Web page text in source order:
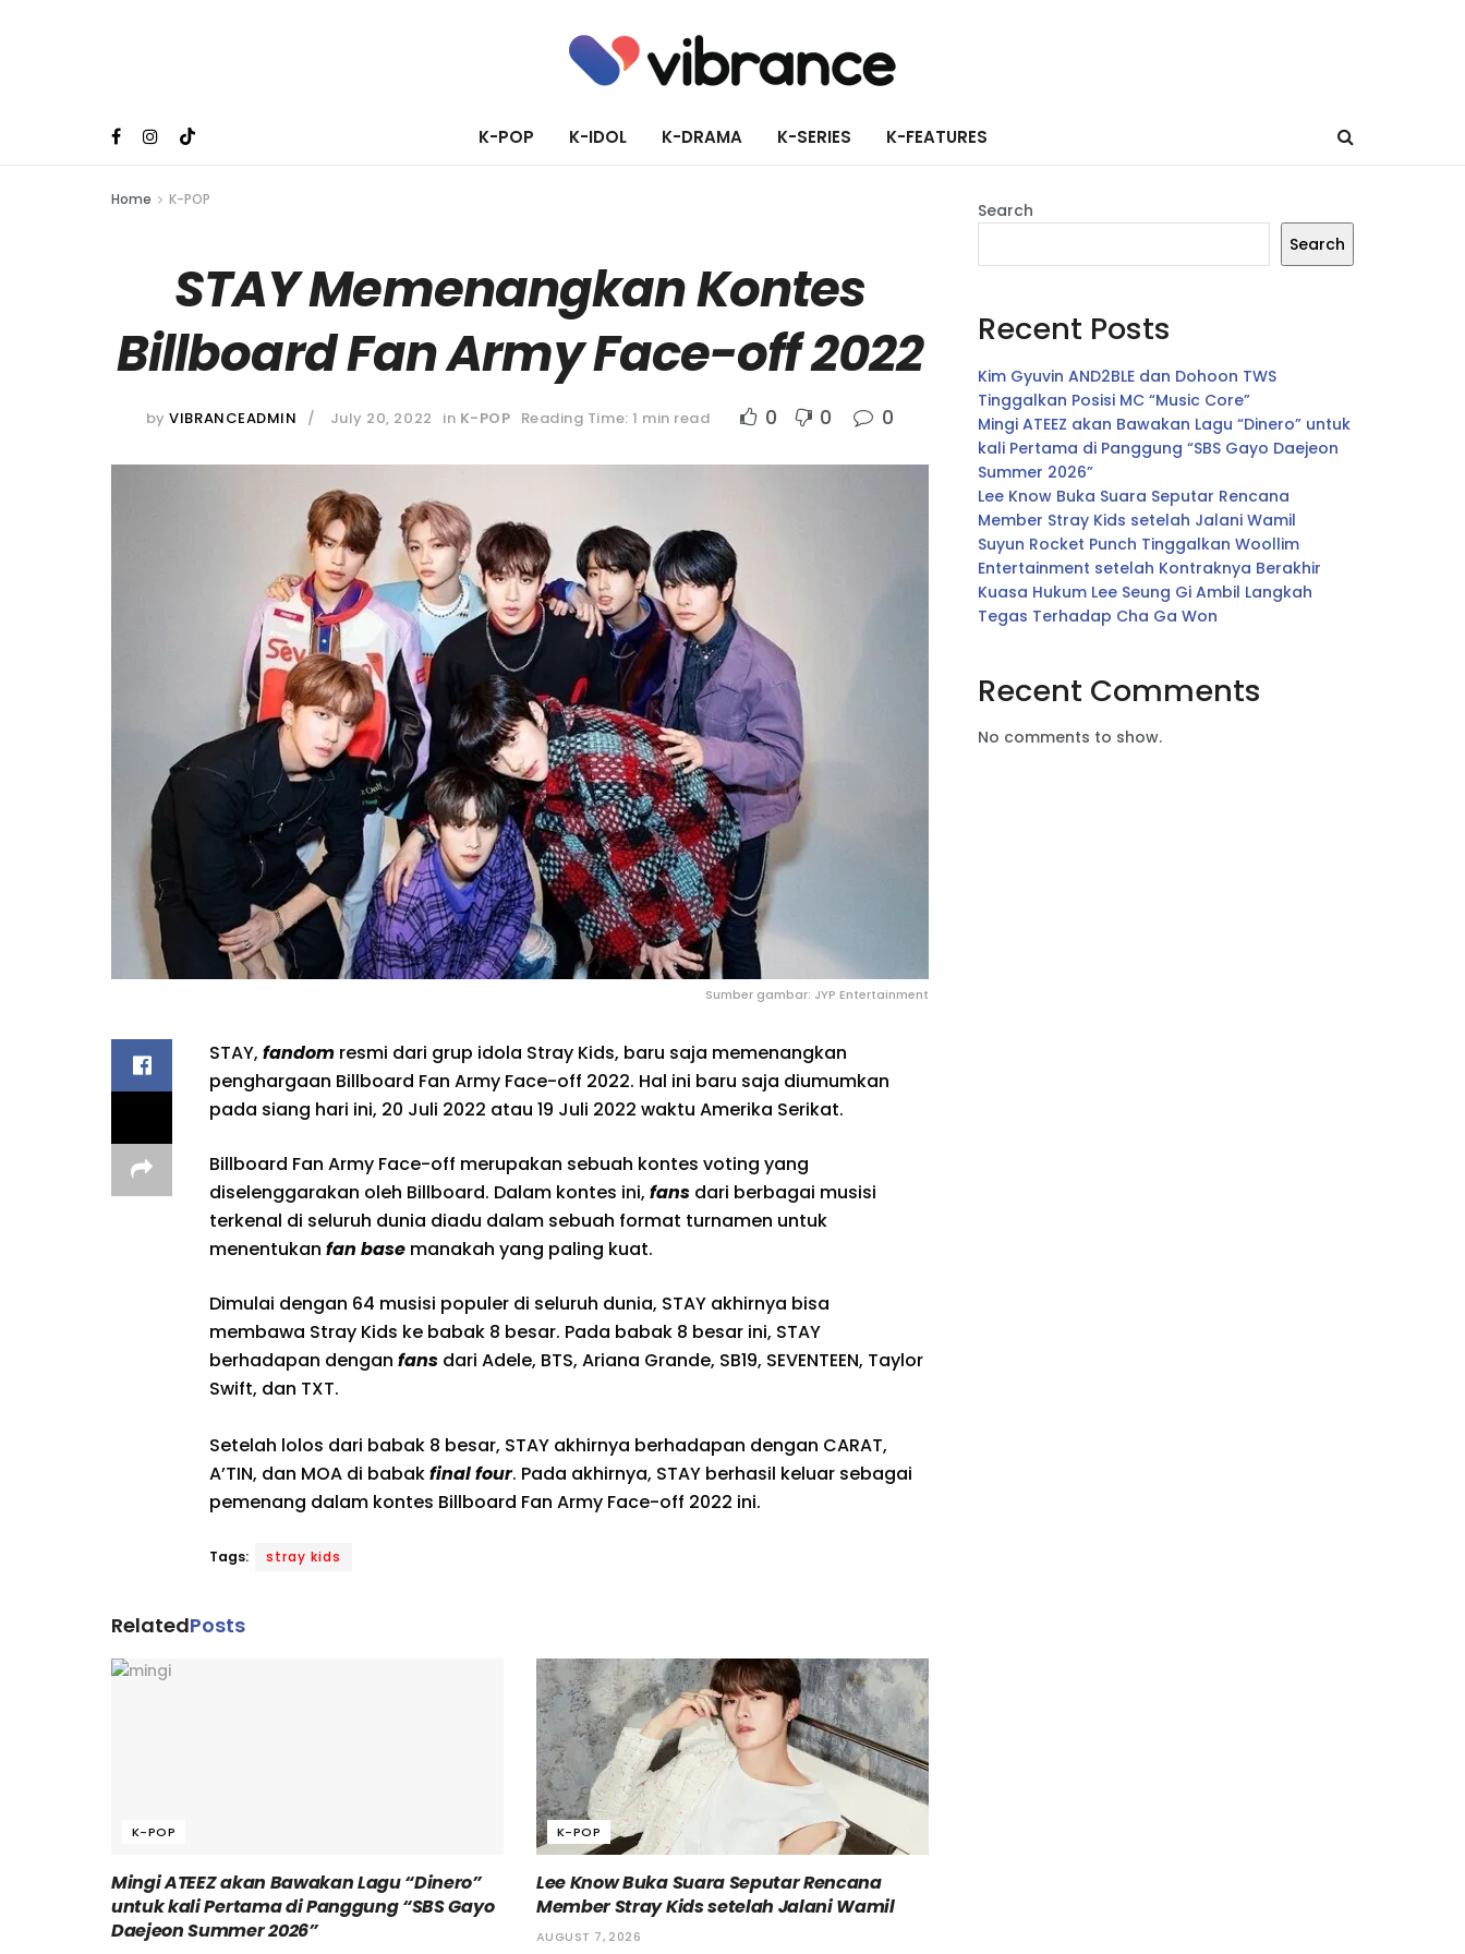
K-POP K-IDOL K-DRAMA K-SERIES K-FEATURES
Home K-POP
STAY Memenangkan Kontes
Billboard Fan Army Face-off 2022
by VIBRANCEADMIN July 20, 2022 in K-POP Reading Time: 1 min read 0 0 0
Sumber gambar: JYP Entertainment
STAY, fandom resmi dari grup idola Stray Kids, baru saja memenangkan
penghargaan Billboard Fan Army Face-off 2022. Hal ini baru saja diumumkan
pada siang hari ini, 20 Juli 2022 atau 19 Juli 2022 waktu Amerika Serikat.
Billboard Fan Army Face-off merupakan sebuah kontes voting yang
diselenggarakan oleh Billboard. Dalam kontes ini, fans dari berbagai musisi
terkenal di seluruh dunia diadu dalam sebuah format turnamen untuk
menentukan fan base manakah yang paling kuat.
Dimulai dengan 64 musisi populer di seluruh dunia, STAY akhirnya bisa
membawa Stray Kids ke babak 8 besar. Pada babak 8 besar ini, STAY
berhadapan dengan fans dari Adele, BTS, Ariana Grande, SB19, SEVENTEEN, Taylor
Swift, dan TXT.
Setelah lolos dari babak 8 besar, STAY akhirnya berhadapan dengan CARAT,
A’TIN, dan MOA di babakfinal four. Pada akhirnya, STAY berhasil keluar sebagai
pemenang dalam kontes Billboard Fan Army Face-off 2022 ini.
Tags: stray kids
RelatedPosts
K-POP
Mingi ATEEZ akan Bawakan Lagu “Dinero”
untuk kali Pertama di Panggung “SBS Gayo
Daejeon Summer 2026”
K-POP
Lee Know Buka Suara Seputar Rencana
Member Stray Kids setelah Jalani Wamil
AUGUST 7, 2026
Search
Search
Recent Posts
Kim Gyuvin AND2BLE dan Dohoon TWS
Tinggalkan Posisi MC “Music Core”
Mingi ATEEZ akan Bawakan Lagu “Dinero” untuk
kali Pertama di Panggung “SBS Gayo Daejeon
Summer 2026”
Lee Know Buka Suara Seputar Rencana
Member Stray Kids setelah Jalani Wamil
Suyun Rocket Punch Tinggalkan Woollim
Entertainment setelah Kontraknya Berakhir
Kuasa Hukum Lee Seung Gi Ambil Langkah
Tegas Terhadap Cha Ga Won
Recent Comments
No comments to show.